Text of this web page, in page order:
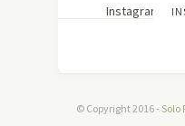
Instagram
© Copyright 2016 - Solo